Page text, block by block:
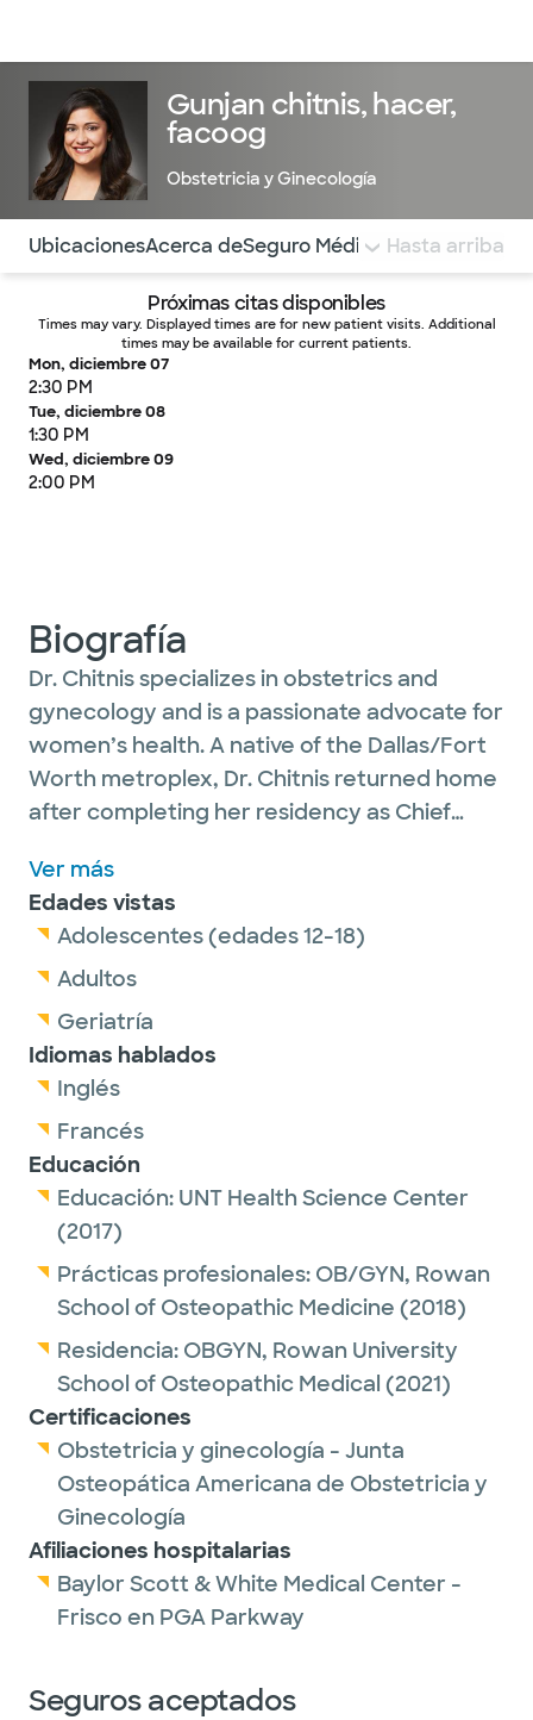
Gunjan chitnis, hacer,
facoog
Obstetricia y Ginecología
Utilice esta navegación para saltar rápidamente a
UbicacionesAcerca deSeguro Médico COMENTARIOS
Hasta arriba
Próximas citas disponibles
Times may vary. Displayed times are for new patient visits. Additional
times may be available for current patients.
Mon, diciembre 07
2:30 PM
Tue, diciembre 08
1:30 PM
Wed, diciembre 09
2:00 PM
Biografía
Dr. Chitnis specializes in obstetrics and
gynecology and is a passionate advocate for
women’s health. A native of the Dallas/Fort
Worth metroplex, Dr. Chitnis returned home
after completing her residency as Chief
Medicine/Jefferson Health, in New Jersey.
She is a member of several medical societies
and provides evidence-based care. She won
the “Award for Excellence in Female Pelvic
Medicine and Reconstructive Surgery” and
the “Outstanding Resident Teacher Award.”
relationships with her patients, firmly
believing that building a partnership through
trust and communication is vital in providing
holistic care to women of all ages.
Dr. Chitnis enjoys spending time with her
family. In her spare time, she tries different
cuisines, travels and seeks outdoor
adventures with her husband, daughter and
Australian Shepherd.
Ver más
Edades vistas
Adolescentes (edades 12-18)
Adultos
Geriatría
Idiomas hablados
Inglés
Francés
Educación
Educación: UNT Health Science Center
(2017)
Prácticas profesionales: OB/GYN, Rowan
School of Osteopathic Medicine (2018)
Residencia: OBGYN, Rowan University
School of Osteopathic Medical (2021)
Certificaciones
Obstetricia y ginecología - Junta
Osteopática Americana de Obstetricia y
Ginecología
Afiliaciones hospitalarias
Baylor Scott & White Medical Center -
Frisco en PGA Parkway
Seguros aceptados